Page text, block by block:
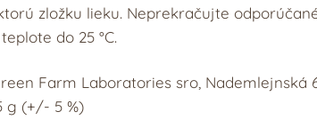
zložku lieku. Neprekračujte
do 25 °C.
Farm Laboratories sro, Nademlejnská
g (+/- 5 %)